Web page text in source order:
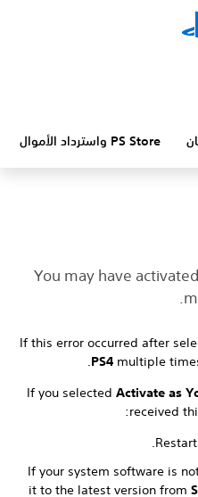
PS Store واسترداد الأموال
You may have
If this error occurred after
PS4 multiple
If you selected Activate as
received
If your system software is
it to the latest version from